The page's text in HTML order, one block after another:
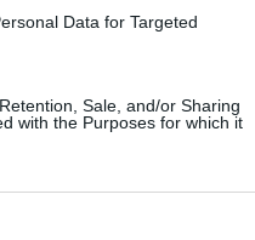
Data for Targeted
Sale, and/or Sharing
with the Purposes for which it
versenyzők egymással.
is bajnokot avatnak és
250 köbcentiméteres, négy-
Matteo Cavallo, a szintén